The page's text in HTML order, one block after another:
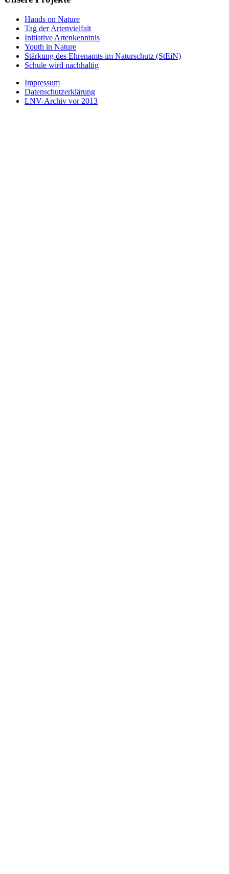
Hands on Nature
Tag der Artenvielfalt
Initiative Artenkenntnis
Youth in Nature
Stärkung des Ehrenamts im Naturschutz (StEiN)
Schule wird nachhaltig
Impressum
Datenschutzerklärung
LNV-Archiv vor 2013